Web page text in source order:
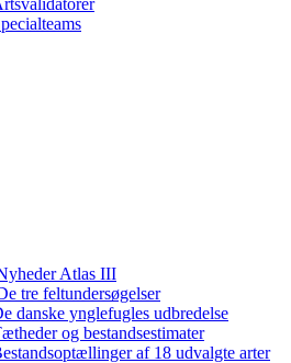
Atlas III
tre feltundersøgelser
danske ynglefugles udbredelse
og bestandsestimater
af 18 udvalgte arter